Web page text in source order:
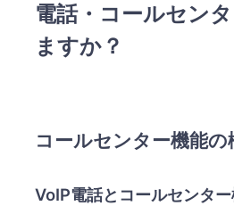
高度な通話管理機能
電話・コールセン
ますか？
コールセンター機能の
VoIP電話とコールセンタ